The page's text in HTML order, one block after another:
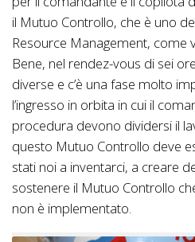
il Mutuo Controllo, che è uno
Resource Management, come
Bene, nel rendez-vous di sei
diverse e c’è una fase molto
l’ingresso in orbita in cui il
procedura devono dividersi il
questo Mutuo Controllo deve
stati noi a inventarci, a creare
sostenere il Mutuo Controllo
non è implementato.